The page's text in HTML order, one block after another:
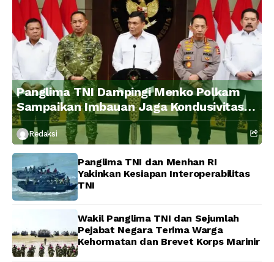
Panglima TNI Dampingi Menko Polkam
Sampaikan Imbauan Jaga Kondusivitas
Bangsa
Redaksi
Panglima TNI dan Menhan RI
Yakinkan Kesiapan Interoperabilitas
TNI
Wakil Panglima TNI dan Sejumlah
Pejabat Negara Terima Warga
Kehormatan dan Brevet Korps Marinir